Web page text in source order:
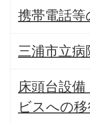
携帯電話
三浦市立
床頭台設
ビスへの